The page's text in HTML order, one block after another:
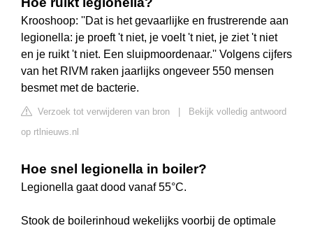
Krooshoop: ''Dat is het gevaarlijke en frustrerende aan
legionella: je proeft 't niet, je voelt 't niet, je ziet 't niet
en je ruikt 't niet. Een sluipmoordenaar.'' Volgens cijfers
van het RIVM raken jaarlijks ongeveer 550 mensen
besmet met de bacterie.
Verzoek tot verwijderen van bron
Bekijk volledig antwoord
op rtlnieuws.nl
Hoe snel legionella in boiler?
Legionella gaat dood vanaf 55°C.
Stook de boilerinhoud wekelijks voorbij de optimale